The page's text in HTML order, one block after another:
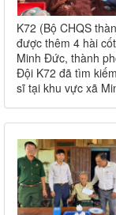
K72 (Bộ CHQS
được thêm 4 hài
Minh Đức, thành
Đội K72 đã tìm
sĩ tại khu vực xã